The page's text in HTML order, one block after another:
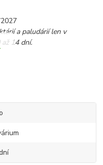
a paludárií len v
14 dní.